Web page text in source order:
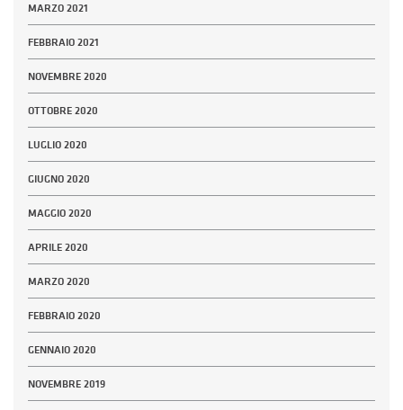
MARZO 2021
FEBBRAIO 2021
NOVEMBRE 2020
OTTOBRE 2020
LUGLIO 2020
GIUGNO 2020
MAGGIO 2020
APRILE 2020
MARZO 2020
FEBBRAIO 2020
GENNAIO 2020
NOVEMBRE 2019